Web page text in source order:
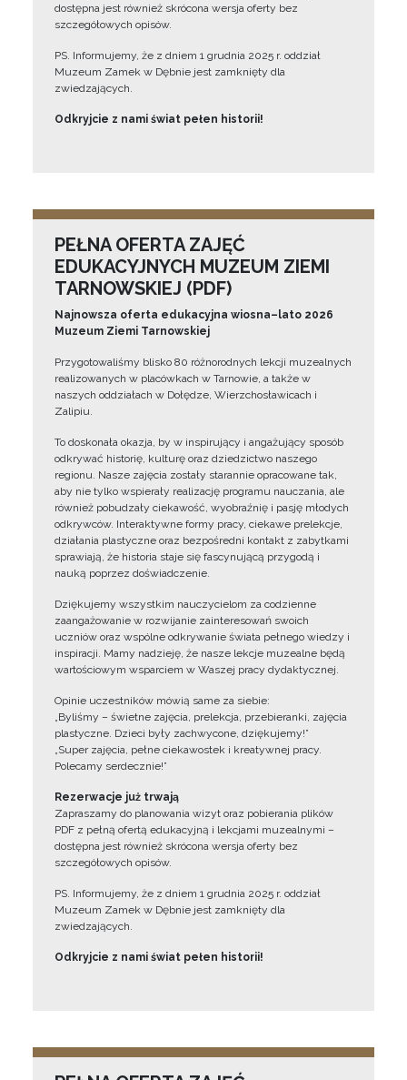
dostępna jest również skrócona wersja oferty bez
szczegółowych opisów.
PS. Informujemy, że z dniem 1 grudnia 2025 r. oddział
Muzeum Zamek w Dębnie jest zamknięty dla
zwiedzających.
Odkryjcie z nami świat pełen historii!
PEŁNA OFERTA ZAJĘĆ
EDUKACYJNYCH MUZEUM ZIEMI
TARNOWSKIEJ (PDF)
Najnowsza oferta edukacyjna wiosna–lato 2026
Muzeum Ziemi Tarnowskiej
Przygotowaliśmy blisko 80 różnorodnych lekcji muzealnych
realizowanych w placówkach w Tarnowie, a także w
naszych oddziałach w Dołędze, Wierzchosławicach i
Zalipiu.
To doskonała okazja, by w inspirujący i angażujący sposób
odkrywać historię, kulturę oraz dziedzictwo naszego
regionu. Nasze zajęcia zostały starannie opracowane tak,
aby nie tylko wspierały realizację programu nauczania, ale
również pobudzały ciekawość, wyobraźnię i pasję młodych
odkrywców. Interaktywne formy pracy, ciekawe prelekcje,
działania plastyczne oraz bezpośredni kontakt z zabytkami
sprawiają, że historia staje się fascynującą przygodą i
nauką poprzez doświadczenie.
Dziękujemy wszystkim nauczycielom za codzienne
zaangażowanie w rozwijanie zainteresowań swoich
uczniów oraz wspólne odkrywanie świata pełnego wiedzy i
inspiracji. Mamy nadzieję, że nasze lekcje muzealne będą
wartościowym wsparciem w Waszej pracy dydaktycznej.
Opinie uczestników mówią same za siebie:
„Byliśmy – świetne zajęcia, prelekcja, przebieranki, zajęcia
plastyczne. Dzieci były zachwycone, dziękujemy!”
„Super zajęcia, pełne ciekawostek i kreatywnej pracy.
Polecamy serdecznie!”
Rezerwacje już trwają
Zapraszamy do planowania wizyt oraz pobierania plików
PDF z pełną ofertą edukacyjną i lekcjami muzealnymi –
dostępna jest również skrócona wersja oferty bez
szczegółowych opisów.
PS. Informujemy, że z dniem 1 grudnia 2025 r. oddział
Muzeum Zamek w Dębnie jest zamknięty dla
zwiedzających.
Odkryjcie z nami świat pełen historii!